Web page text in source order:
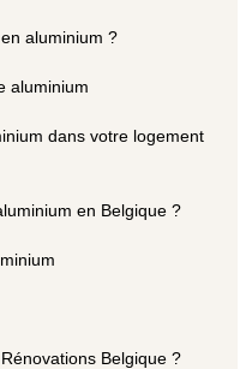
aluminium ?
aluminium
dans votre logement
en Belgique ?
Belgique ?